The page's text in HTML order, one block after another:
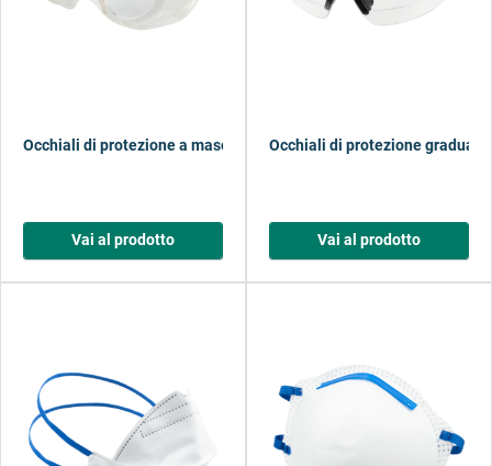
Occhiali di protezione a maschera KIDS
Vai al prodotto
Occhiali di protezione graduati
Vai al prodotto